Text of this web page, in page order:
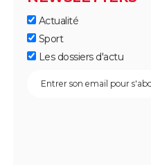
Actualité
Sport
Les dossiers d'actu